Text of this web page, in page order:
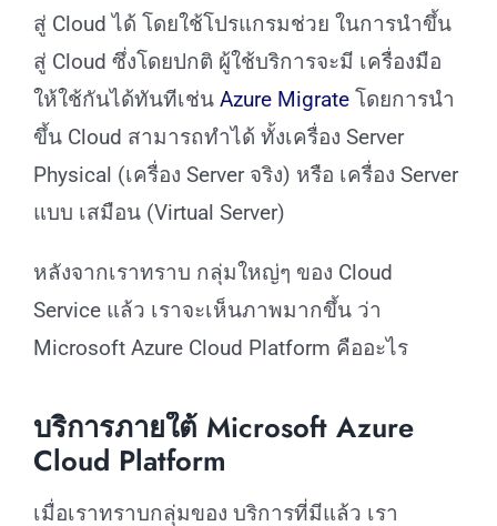
สู่ Cloud ได้ โดยใช้โปรแกรมช่วย ในการนำขึ้น
สู่ Cloud ซึ่งโดยปกติ ผู้ใช้บริการจะมี เครื่องมือ
ให้ใช้กันได้ทันทีเช่น Azure Migrateโดยการนำ
ขึ้น Cloud สามารถทำได้ ทั้งเครื่อง Server
Physical (เครื่อง Server จริง) หรือ เครื่อง Server
แบบ เสมือน (Virtual Server)
หลังจากเราทราบ กลุ่มใหญ่ๆ ของ Cloud
Service แล้ว เราจะเห็นภาพมากขึ้น ว่า
Microsoft Azure Cloud Platform คืออะไร
บริการภายใต้ Microsoft Azure
Cloud Platform
เมื่อเราทราบกลุ่มของ บริการที่มีแล้ว เรา